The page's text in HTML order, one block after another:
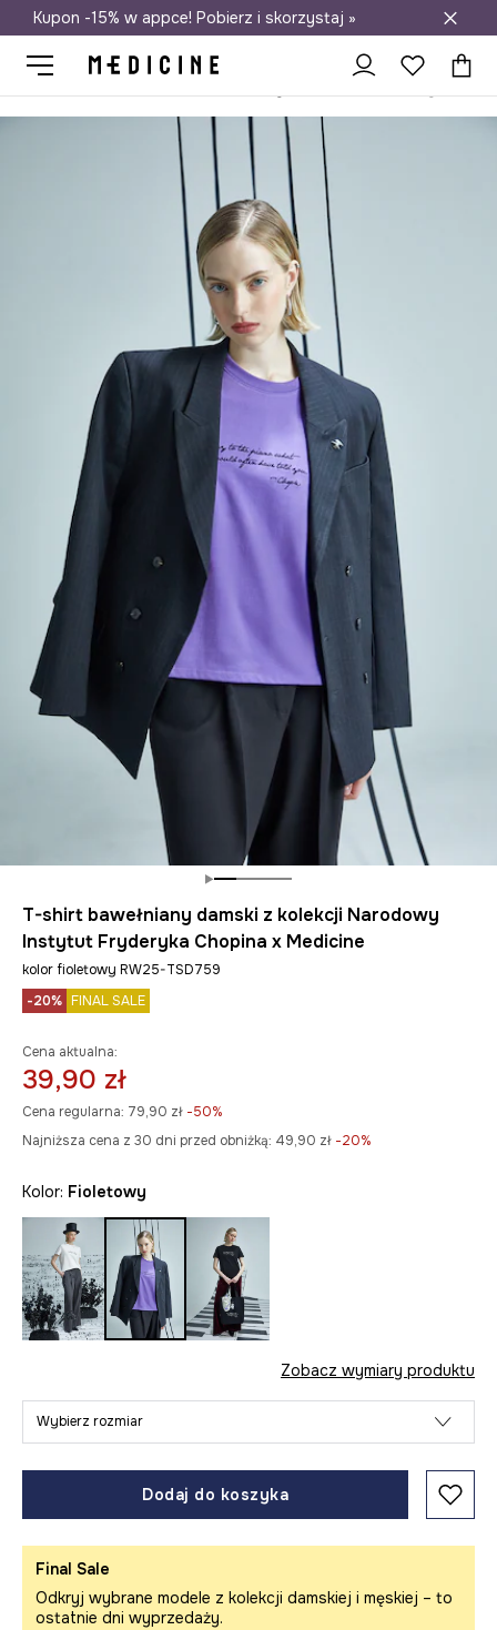
Darmowa dostawa do salonów
Kupon -15% w appce! Pobierz i skorzystaj »
T-shirt bawełniany damski z kolekcji Narodowy
Instytut Fryderyka Chopina x Medicine
kolor fioletowy RW25-TSD759
-20% FINAL SALE
Cena aktualna:
39,90 zł
Cena regularna: 79,90 zł -50%
Najniższa cena z 30 dni przed obniżką: 49,90 zł -20%
Kolor: fioletowy
Zobacz wymiary produktu
Wybierz rozmiar
Dodaj do koszyka
Final Sale
Odkryj wybrane modele z kolekcji damskiej i męskiej – to
ostatnie dni wyprzedaży.